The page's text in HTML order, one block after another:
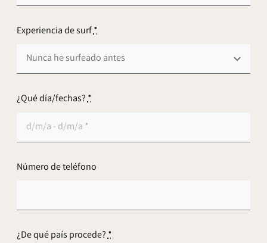
Experiencia de surf*
¿Qué día/fechas?*
Número de teléfono
¿De qué país procede?*